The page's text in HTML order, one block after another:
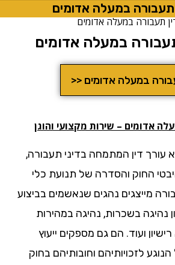
במעלה אדומים
במעלה אדומים
במעלה אדומים
במעלה אדומים <<
– שירות מקצועי והוגן
דין המתמחה בדיני תעבורה,
והסדרה של תנועת כלי
נהגים שנאשמים בביצוע
בשכרות, נהיגה במהירות
ועוד. הם גם מספקים ייעוץ
וחובותיהם בחוק